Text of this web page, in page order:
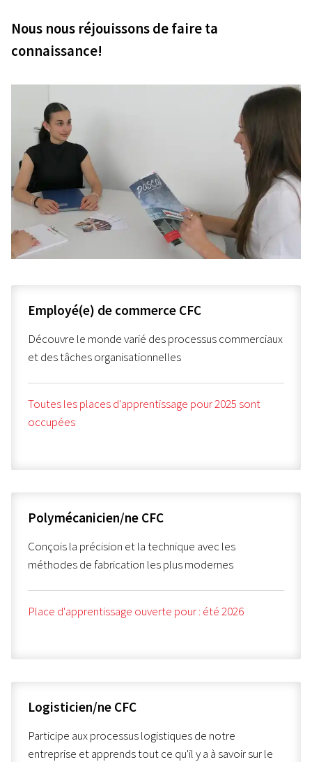
Nous nous réjouissons de faire ta
connaissance!
Employé(e) de commerce CFC
Découvre le monde varié des processus commerciaux
et des tâches organisationnelles
Toutes les places d'apprentissage pour 2025 sont
occupées
Polymécanicien/ne CFC
Conçois la précision et la technique avec les
méthodes de fabrication les plus modernes
Place d'apprentissage ouverte pour : été 2026
Logisticien/ne CFC
Participe aux processus logistiques de notre
entreprise et apprends tout ce qu'il y a à savoir sur le